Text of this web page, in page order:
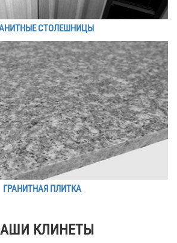
СТОЛЕШНИЦЫ
ГРАНИТНАЯ ПЛИТКА
КЛИНЕТЫ